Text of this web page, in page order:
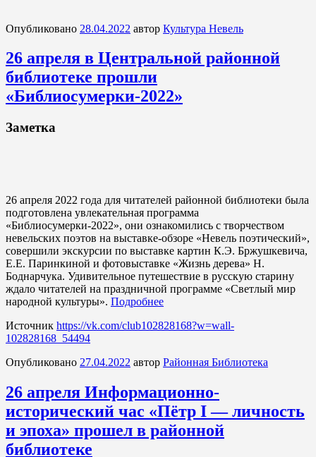
Опубликовано 28.04.2022 автор Культура Невель
26 апреля в Центральной районной
библиотеке прошли
«Библиосумерки-2022»
Заметка
26 апреля 2022 года для читателей районной библиотеки была
подготовлена увлекательная программа
«Библиосумерки-2022», они ознакомились с творчеством
невельских поэтов на выставке-обзоре «Невель поэтический»,
совершили экскурсии по выставке картин К.Э. Бржушкевича,
Е.Е. Паринкиной и фотовыставке «Жизнь дерева» Н.
Боднарчука. Удивительное путешествие в русскую старину
ждало читателей на праздничной программе «Светлый мир
народной культуры». Подробнее
Источник https://vk.com/club102828168?w=wall-
102828168_54494
Опубликовано 27.04.2022 автор Районная Библиотека
26 апреля Информационно-
исторический час «Пётр I — личность
и эпоха» прошел в районной
библиотеке